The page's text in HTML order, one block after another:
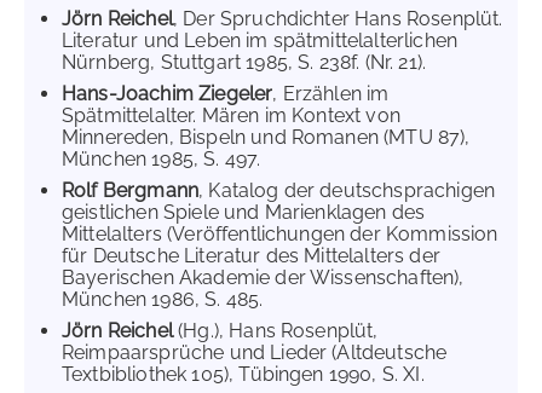
Jörn Reichel, Der Spruchdichter Hans Rosenplüt.
Literatur und Leben im spätmittelalterlichen
Nürnberg, Stuttgart 1985, S. 238f. (Nr. 21).
Hans-Joachim Ziegeler, Erzählen im
Spätmittelalter. Mären im Kontext von
Minnereden, Bispeln und Romanen (MTU 87),
München 1985, S. 497.
Rolf Bergmann, Katalog der deutschsprachigen
geistlichen Spiele und Marienklagen des
Mittelalters (Veröffentlichungen der Kommission
für Deutsche Literatur des Mittelalters der
Bayerischen Akademie der Wissenschaften),
München 1986, S. 485.
Jörn Reichel(Hg.), Hans Rosenplüt,
Reimpaarsprüche und Lieder (Altdeutsche
Textbibliothek 105), Tübingen 1990, S. XI.